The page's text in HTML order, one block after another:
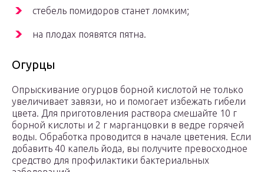
стебель помидоров станет ломким;
на плодах появятся пятна.
Огурцы
Опрыскивание огурцов борной кислотой не только
увеличивает завязи, но и помогает избежать гибели
цвета. Для приготовления раствора смешайте 10 г
борной кислоты и 2 г марганцовки в ведре горячей
воды. Обработка проводится в начале цветения. Если
добавить 40 капель йода, вы получите превосходное
средство для профилактики бактериальных